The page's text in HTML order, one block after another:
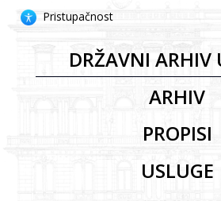
Pristupačnost
DRŽAVNI ARHIV
ARHIV
PROPISI
USLUGE